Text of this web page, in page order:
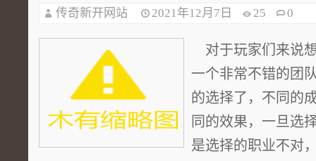
传奇新开网站 2021年12月7日 25 0
对于玩家们来说
一个非常不错的团
的选择了，不同的
同的效果，一旦选
是选择的职业不对